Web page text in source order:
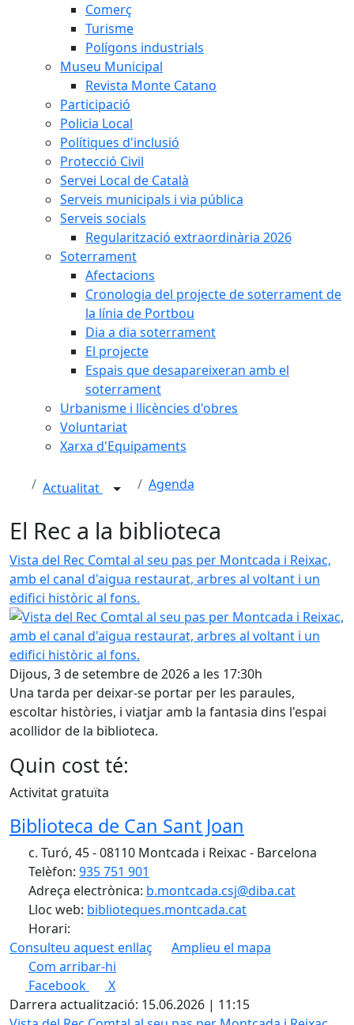
Comerç
Turisme
Polígons industrials
Museu Municipal
Revista Monte Catano
Participació
Policia Local
Polítiques d'inclusió
Protecció Civil
Servei Local de Català
Serveis municipals i via pública
Serveis socials
Regularització extraordinària 2026
Soterrament
Afectacions
Cronologia del projecte de soterrament de
la línia de Portbou
Dia a dia soterrament
El projecte
Espais que desapareixeran amb el
soterrament
Urbanisme i llicències d'obres
Voluntariat
Xarxa d'Equipaments
Actualitat Agenda
El Rec a la biblioteca
Vista del Rec Comtal al seu pas per Montcada i Reixac,
amb el canal d'aigua restaurat, arbres al voltant i un
edifici històric al fons.
Dijous, 3 de setembre de 2026 a les 17:30h
Una tarda per deixar-se portar per les paraules,
escoltar històries, i viatjar amb la fantasia dins l'espai
acollidor de la biblioteca.
Quin cost té:
Activitat gratuïta
Biblioteca de Can Sant Joan
c. Turó, 45 - 08110 Montcada i Reixac - Barcelona
Telèfon: 935 751 901
Adreça electrònica: b.montcada.csj@diba.cat
Lloc web: biblioteques.montcada.cat
Horari:
Consulteu aquest enllaç
Amplieu el mapa
Com arribar-hi
+
−
Facebook
X
Darrera actualització: 15.06.2026 | 11:15